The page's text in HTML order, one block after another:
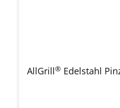
AllGrill® Edelstahl